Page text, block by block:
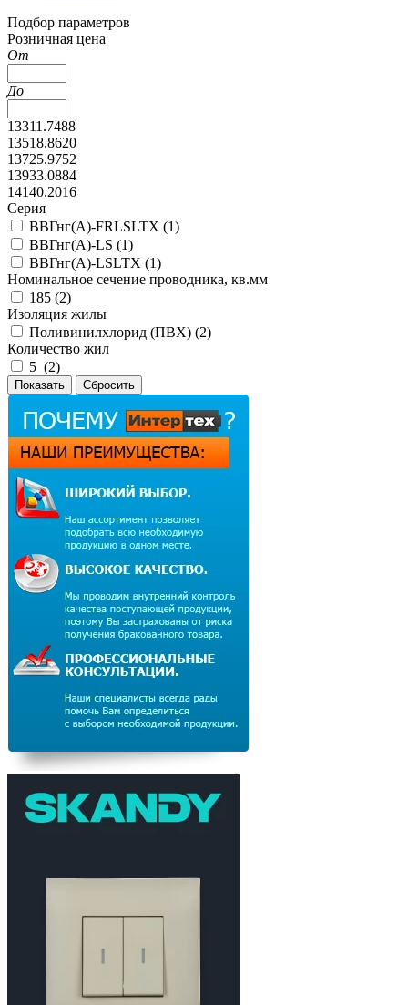
Подбор параметров
Розничная цена
От
До
13311.7488
13518.8620
13725.9752
13933.0884
14140.2016
Серия
ВВГнг(А)-FRLSLTX (1)
ВВГнг(А)-LS (1)
ВВГнг(А)-LSLTX (1)
Номинальное сечение проводника, кв.мм
185 (2)
Изоляция жилы
Поливинилхлорид (ПВХ) (2)
Количество жил
5 (2)